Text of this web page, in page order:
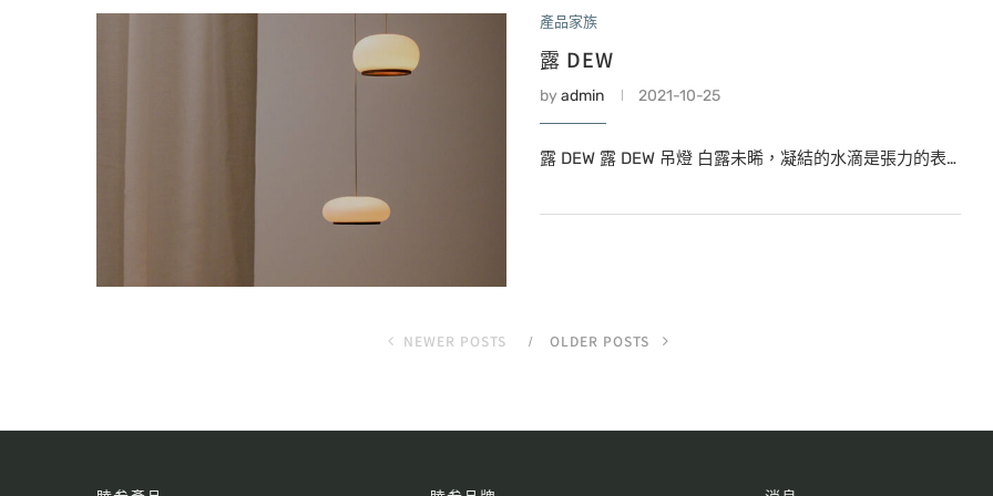
產品家族
露 DEW
by admin 2021-10-25
露 DEW 露 DEW 吊燈 白露未晞，凝結的水滴是張力的表…
NEWER POSTS OLDER POSTS